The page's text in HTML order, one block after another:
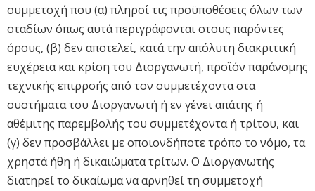
συμμετοχή που (α) πληροί τις προϋποθέσεις όλων των
σταδίων όπως αυτά περιγράφονται στους παρόντες
όρους, (β) δεν αποτελεί, κατά την απόλυτη διακριτική
ευχέρεια και κρίση του Διοργανωτή, προϊόν παράνομης
τεχνικής επιρροής από τον συμμετέχοντα στα
συστήματα του Διοργανωτή ή εν γένει απάτης ή
αθέμιτης παρεμβολής του συμμετέχοντα ή τρίτου, και
(γ) δεν προσβάλλει με οποιονδήποτε τρόπο το νόμο, τα
χρηστά ήθη ή δικαιώματα τρίτων. Ο Διοργανωτής
διατηρεί το δικαίωμα να αρνηθεί τη συμμετοχή